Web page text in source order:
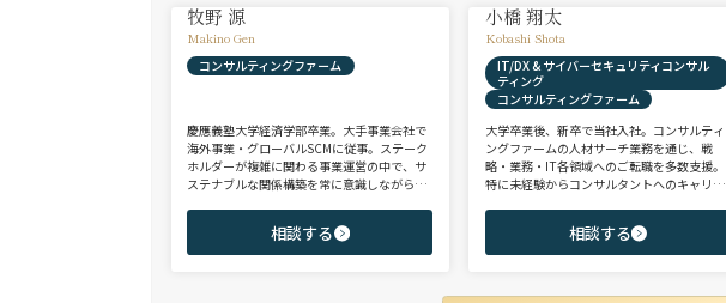
牧野 源
Makino Gen
コンサルティングファーム
慶應義塾大学経済学部卒業。大手事業会社で
海外事業・グローバルSCMに従事。ステーク
ホルダーが複雑に関わる事業運営の中で、サ
ステナブルな関係構築を常に意識しながら意
商社、投資銀行、大手事業会社を始めとする
幅広い領域で、若手～エグゼクティブまでご
相談する
小橋 翔太
Kobashi Shota
IT/DX & サイバーセキュリティコンサル
ティング
コンサルティングファーム
大学卒業後、新卒で当社入社。コンサルティ
ングファームの人材サーチ業務を通じ、戦
略・業務・IT各領域へのご転職を多数支援。
特に未経験からコンサルタントへのキャリア
ご志向と市場動向を踏まえ最適なキャリアを
ご提案させていただきます。
相談する